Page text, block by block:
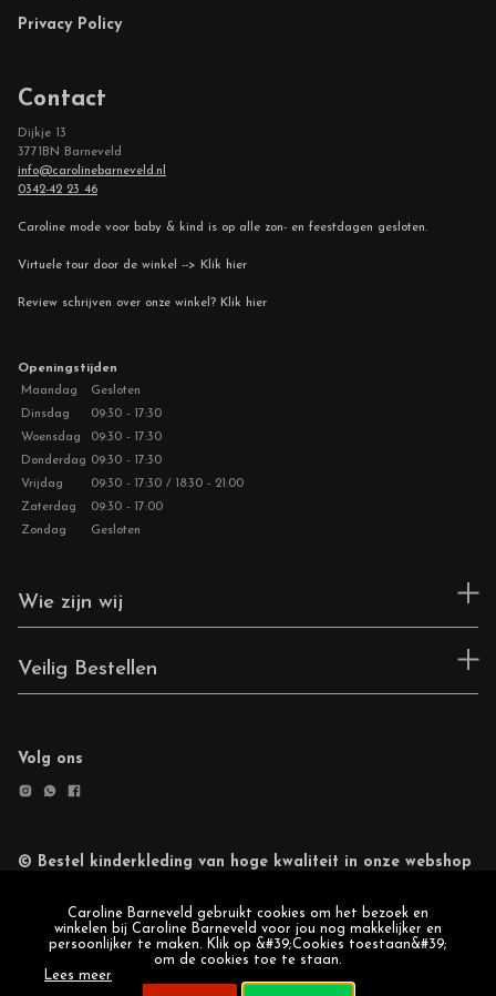
Privacy Policy
Contact
Dijkje 13
3771BN Barneveld
info@carolinebarneveld.nl
0342-42 23 46
Caroline mode voor baby & kind is op alle zon- en feestdagen gesloten.
Virtuele tour door de winkel --> Klik hier
Review schrijven over onze winkel? Klik hier
Openingstijden
Maandag
Gesloten
Dinsdag
09:30 - 17:30
Woensdag
09:30 - 17:30
Donderdag 09:30 - 17:30
Vrijdag
09:30 - 17:30 / 18:30 - 21:00
Zaterdag
09:30 - 17:00
Zondag
Gesloten
Wie zijn wij
Veilig Bestellen
Volg ons
© Bestel kinderkleding van hoge kwaliteit in onze webshop
Caroline Barneveld gebruikt cookies om het bezoek en
winkelen bij Caroline Barneveld voor jou nog makkelijker en
persoonlijker te maken. Klik op &#39;Cookies toestaan&#39;
om de cookies toe te staan.
Lees meer